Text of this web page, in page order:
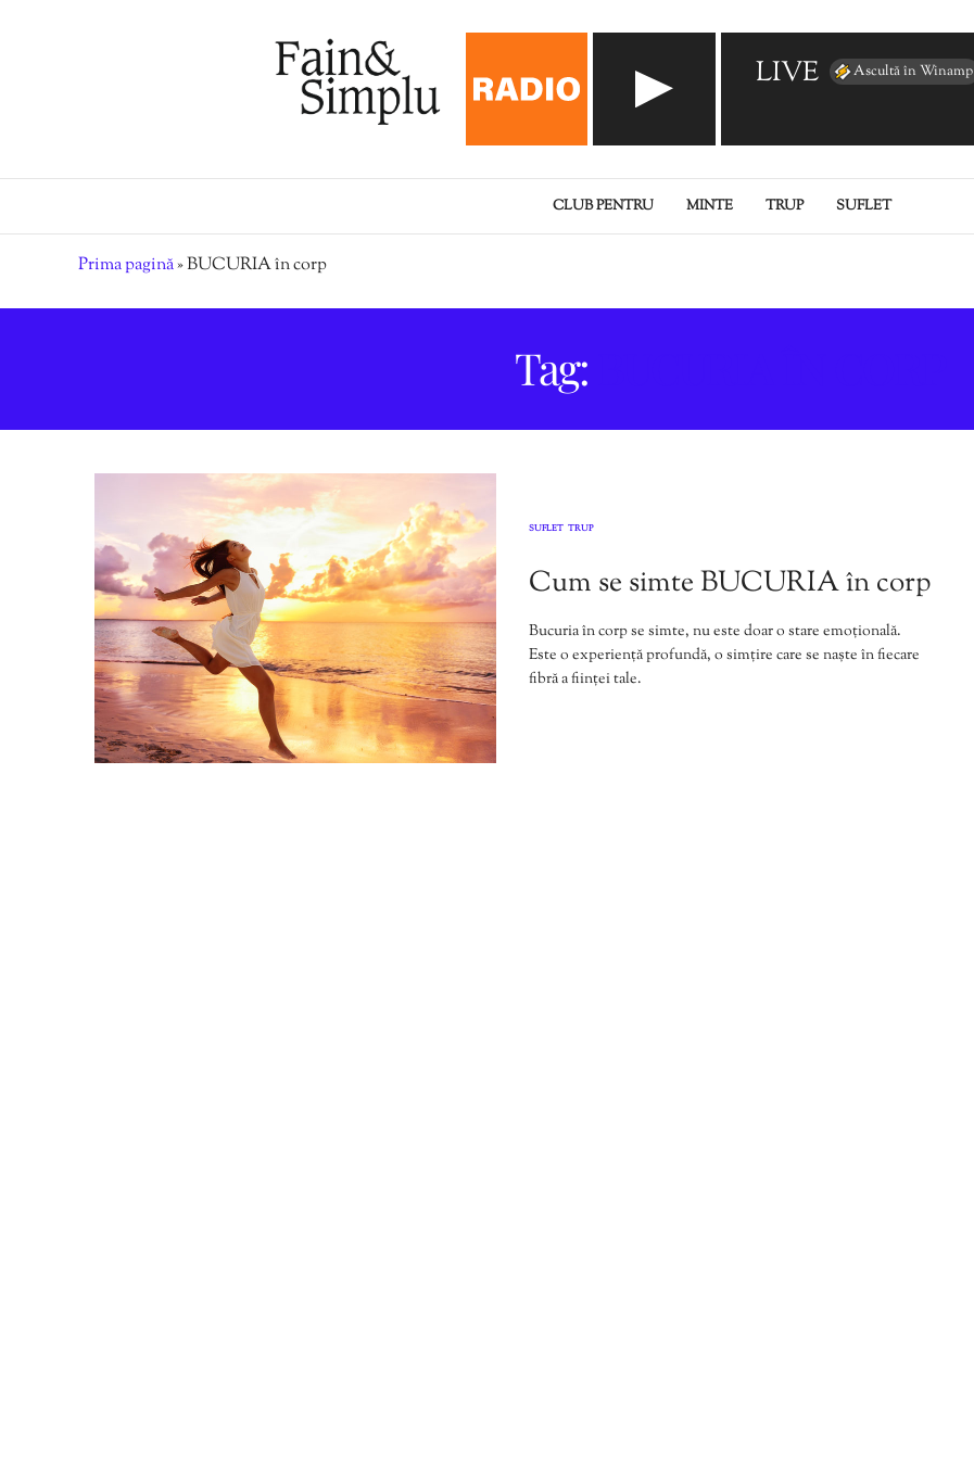
LIVE Ascultă în Winamp
CLUB PENTRU MINTE TRUP SUFLET
Prima pagină»BUCURIA în corp
Tag:
SUFLET TRUP
Cum se simte BUCURIA în corp
Bucuria în corp se simte, nu este doar o stare emoțională.
Este o experiență profundă, o simțire care se naște în fiecare
fibră a ființei tale.